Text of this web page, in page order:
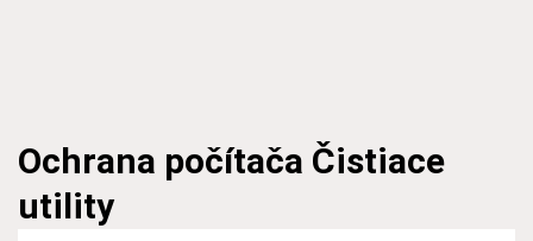
Ochrana počítača Čistiace
utility